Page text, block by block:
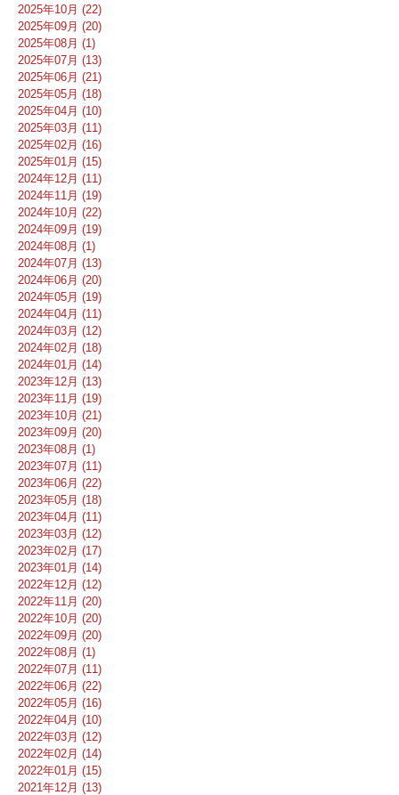
2025年10月 (22)
2025年09月 (20)
2025年08月 (1)
2025年07月 (13)
2025年06月 (21)
2025年05月 (18)
2025年04月 (10)
2025年03月 (11)
2025年02月 (16)
2025年01月 (15)
2024年12月 (11)
2024年11月 (19)
2024年10月 (22)
2024年09月 (19)
2024年08月 (1)
2024年07月 (13)
2024年06月 (20)
2024年05月 (19)
2024年04月 (11)
2024年03月 (12)
2024年02月 (18)
2024年01月 (14)
2023年12月 (13)
2023年11月 (19)
2023年10月 (21)
2023年09月 (20)
2023年08月 (1)
2023年07月 (11)
2023年06月 (22)
2023年05月 (18)
2023年04月 (11)
2023年03月 (12)
2023年02月 (17)
2023年01月 (14)
2022年12月 (12)
2022年11月 (20)
2022年10月 (20)
2022年09月 (20)
2022年08月 (1)
2022年07月 (11)
2022年06月 (22)
2022年05月 (16)
2022年04月 (10)
2022年03月 (12)
2022年02月 (14)
2022年01月 (15)
2021年12月 (13)